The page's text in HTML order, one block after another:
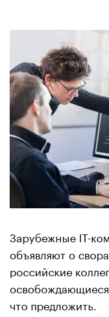
Зарубежные IT-
объявляют о
российские
что предложить.